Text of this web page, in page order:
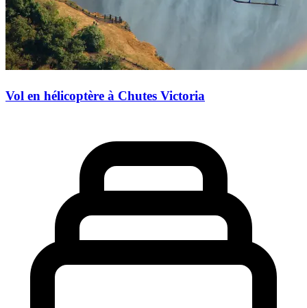
Vol en hélicoptère à Chutes Victoria